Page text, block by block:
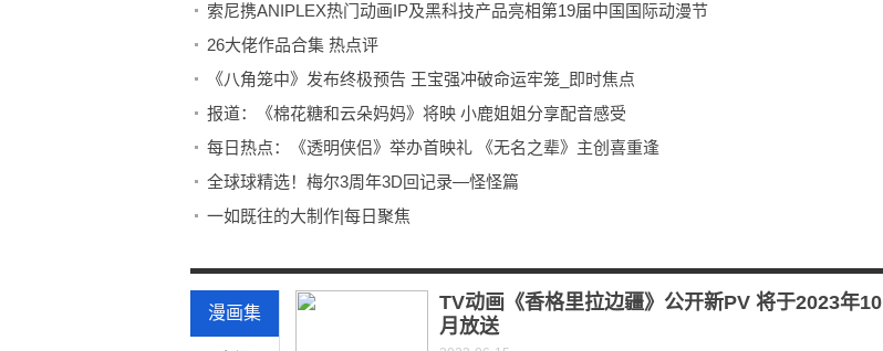
索尼携ANIPLEX热门动画IP及黑科技产品亮相第19届中国国际动漫节
26大佬作品合集 热点评
《八角笼中》发布终极预告 王宝强冲破命运牢笼_即时焦点
报道：《棉花糖和云朵妈妈》将映 小鹿姐姐分享配音感受
每日热点：《透明侠侣》举办首映礼 《无名之辈》主创喜重逢
全球球精选！梅尔3周年3D回记录—怪怪篇
一如既往的大制作|每日聚焦
漫画集
TV动画《香格里拉边疆》公开新PV 将于2023年10
月放送